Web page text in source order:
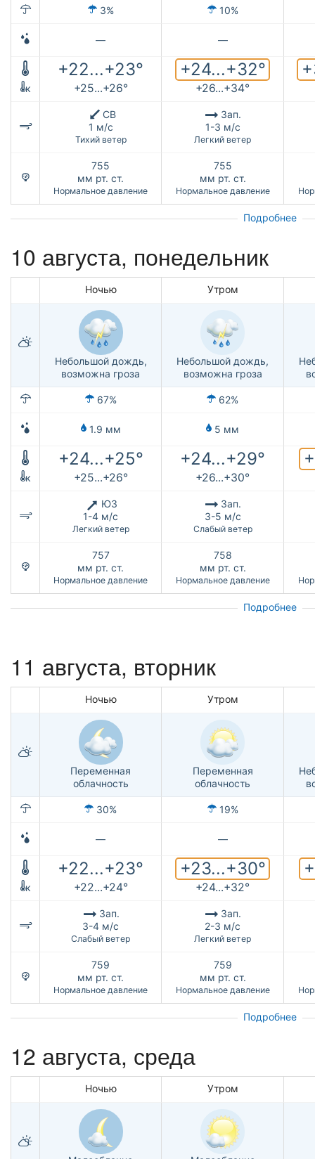
3% 10%
— —
+22...+23° +24...+32°
к +25...+26° +26...+34°
СВ
1 м/с
Тихий ветер
Зап.
1-3 м/с
Легкий ветер
755
мм рт. ст.
Нормальное давление
755
мм рт. ст.
Нормальное давление
Подробнее
10 августа, понедельник
Ночью Утром
Небольшой дождь,
возможна гроза
Небольшой дождь,
возможна гроза
67% 62%
1.9 мм 5 мм
+24...+25° +24...+29°
к +25...+26° +26...+30°
ЮЗ
1-4 м/с
Легкий ветер
Зап.
3-5 м/с
Слабый ветер
757
мм рт. ст.
Нормальное давление
758
мм рт. ст.
Нормальное давление
Подробнее
11 августа, вторник
Ночью Утром
Переменная
облачность
Переменная
облачность
30% 19%
— —
+22...+23° +23...+30°
к +22...+24° +24...+32°
Зап.
3-4 м/с
Слабый ветер
Зап.
2-3 м/с
Легкий ветер
759
мм рт. ст.
Нормальное давление
759
мм рт. ст.
Нормальное давление
Подробнее
12 августа, среда
Ночью Утром